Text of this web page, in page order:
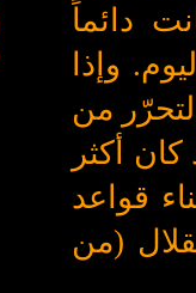
دائماً
وإذا
من
أكثر
قواعد
(من